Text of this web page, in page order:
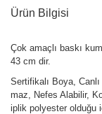
Ürün Bilgisi
Çok amaçlı baskı
43 cm dir.
Sertifikalı Boya,
maz, Nefes Alabilir,
iplik polyester olduğu